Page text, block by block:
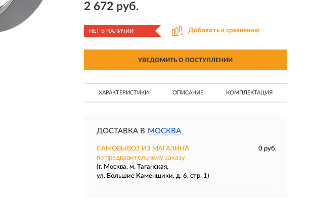
2 672 руб.
НЕТ В НАЛИЧИИ Добавить к сравнению
УВЕДОМИТЬ О ПОСТУПЛЕНИИ
ХАРАКТЕРИСТИКИ ОПИСАНИЕ КОМПЛЕКТАЦИЯ
ДОСТАВКА В МОСКВА
САМОВЫВОЗ ИЗ МАГАЗИНА
0 руб.
по предварительному заказу
(г. Москва, м. Таганская,
ул. Большие Каменщики, д. 6, стр. 1)